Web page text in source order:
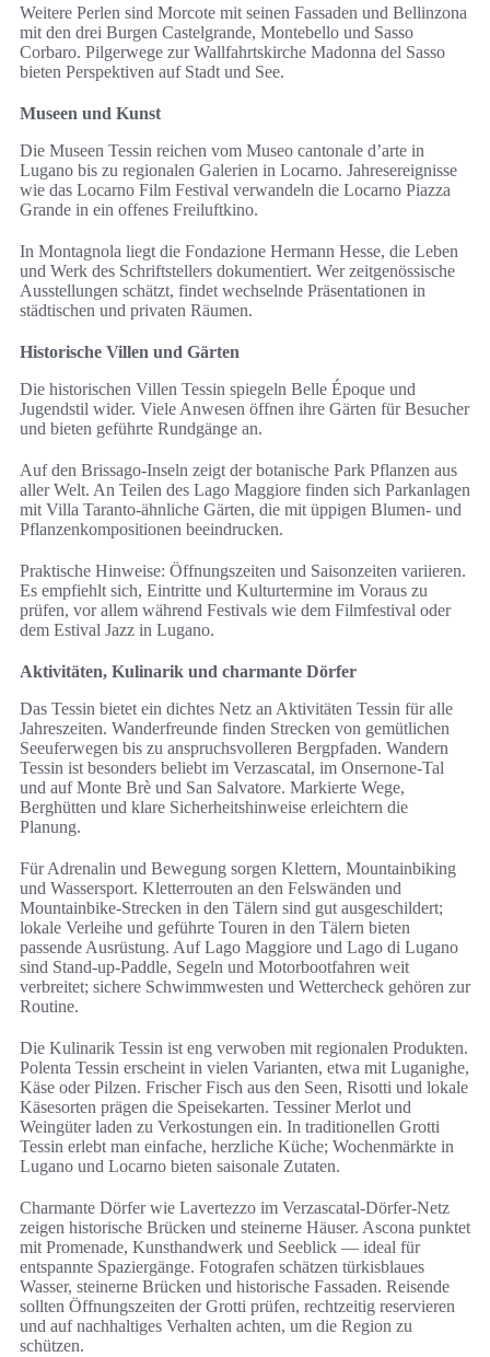
Weitere Perlen sind Morcote mit seinen Fassaden und Bellinzona
mit den drei Burgen Castelgrande, Montebello und Sasso
Corbaro. Pilgerwege zur Wallfahrtskirche Madonna del Sasso
bieten Perspektiven auf Stadt und See.
Museen und Kunst
Die Museen Tessin reichen vom Museo cantonale d’arte in
Lugano bis zu regionalen Galerien in Locarno. Jahresereignisse
wie das Locarno Film Festival verwandeln die Locarno Piazza
Grande in ein offenes Freiluftkino.
In Montagnola liegt die Fondazione Hermann Hesse, die Leben
und Werk des Schriftstellers dokumentiert. Wer zeitgenössische
Ausstellungen schätzt, findet wechselnde Präsentationen in
städtischen und privaten Räumen.
Historische Villen und Gärten
Die historischen Villen Tessin spiegeln Belle Époque und
Jugendstil wider. Viele Anwesen öffnen ihre Gärten für Besucher
und bieten geführte Rundgänge an.
Auf den Brissago-Inseln zeigt der botanische Park Pflanzen aus
aller Welt. An Teilen des Lago Maggiore finden sich Parkanlagen
mit Villa Taranto-ähnliche Gärten, die mit üppigen Blumen- und
Pflanzenkompositionen beeindrucken.
Praktische Hinweise: Öffnungszeiten und Saisonzeiten variieren.
Es empfiehlt sich, Eintritte und Kulturtermine im Voraus zu
prüfen, vor allem während Festivals wie dem Filmfestival oder
dem Estival Jazz in Lugano.
Aktivitäten, Kulinarik und charmante Dörfer
Das Tessin bietet ein dichtes Netz an Aktivitäten Tessin für alle
Jahreszeiten. Wanderfreunde finden Strecken von gemütlichen
Seeuferwegen bis zu anspruchsvolleren Bergpfaden. Wandern
Tessin ist besonders beliebt im Verzascatal, im Onsernone-Tal
und auf Monte Brè und San Salvatore. Markierte Wege,
Berghütten und klare Sicherheitshinweise erleichtern die
Planung.
Für Adrenalin und Bewegung sorgen Klettern, Mountainbiking
und Wassersport. Kletterrouten an den Felswänden und
Mountainbike-Strecken in den Tälern sind gut ausgeschildert;
lokale Verleihe und geführte Touren in den Tälern bieten
passende Ausrüstung. Auf Lago Maggiore und Lago di Lugano
sind Stand-up-Paddle, Segeln und Motorbootfahren weit
verbreitet; sichere Schwimmwesten und Wettercheck gehören zur
Routine.
Die Kulinarik Tessin ist eng verwoben mit regionalen Produkten.
Polenta Tessin erscheint in vielen Varianten, etwa mit Luganighe,
Käse oder Pilzen. Frischer Fisch aus den Seen, Risotti und lokale
Käsesorten prägen die Speisekarten. Tessiner Merlot und
Weingüter laden zu Verkostungen ein. In traditionellen Grotti
Tessin erlebt man einfache, herzliche Küche; Wochenmärkte in
Lugano und Locarno bieten saisonale Zutaten.
Charmante Dörfer wie Lavertezzo im Verzascatal-Dörfer-Netz
zeigen historische Brücken und steinerne Häuser. Ascona punktet
mit Promenade, Kunsthandwerk und Seeblick — ideal für
entspannte Spaziergänge. Fotografen schätzen türkisblaues
Wasser, steinerne Brücken und historische Fassaden. Reisende
sollten Öffnungszeiten der Grotti prüfen, rechtzeitig reservieren
und auf nachhaltiges Verhalten achten, um die Region zu
schützen.